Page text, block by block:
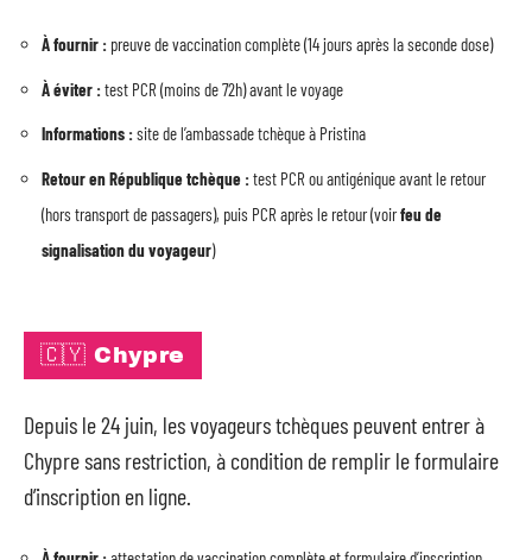
À fournir : preuve de vaccination complète (14 jours après la seconde dose)
À éviter :test PCR (moins de 72h) avant le voyage
Informations :site de l’ambassade tchèque à Pristina
Retour en République tchèque :test PCR ou antigénique avant le retour
(hors transport de passagers), puis PCR après le retour (voirfeu de
signalisation du voyageur)
🇨🇾 Chypre
Depuis le 24 juin, les voyageurs tchèques peuvent entrer à
Chypre sans restriction, à condition de remplir le formulaire
d’inscription en ligne.